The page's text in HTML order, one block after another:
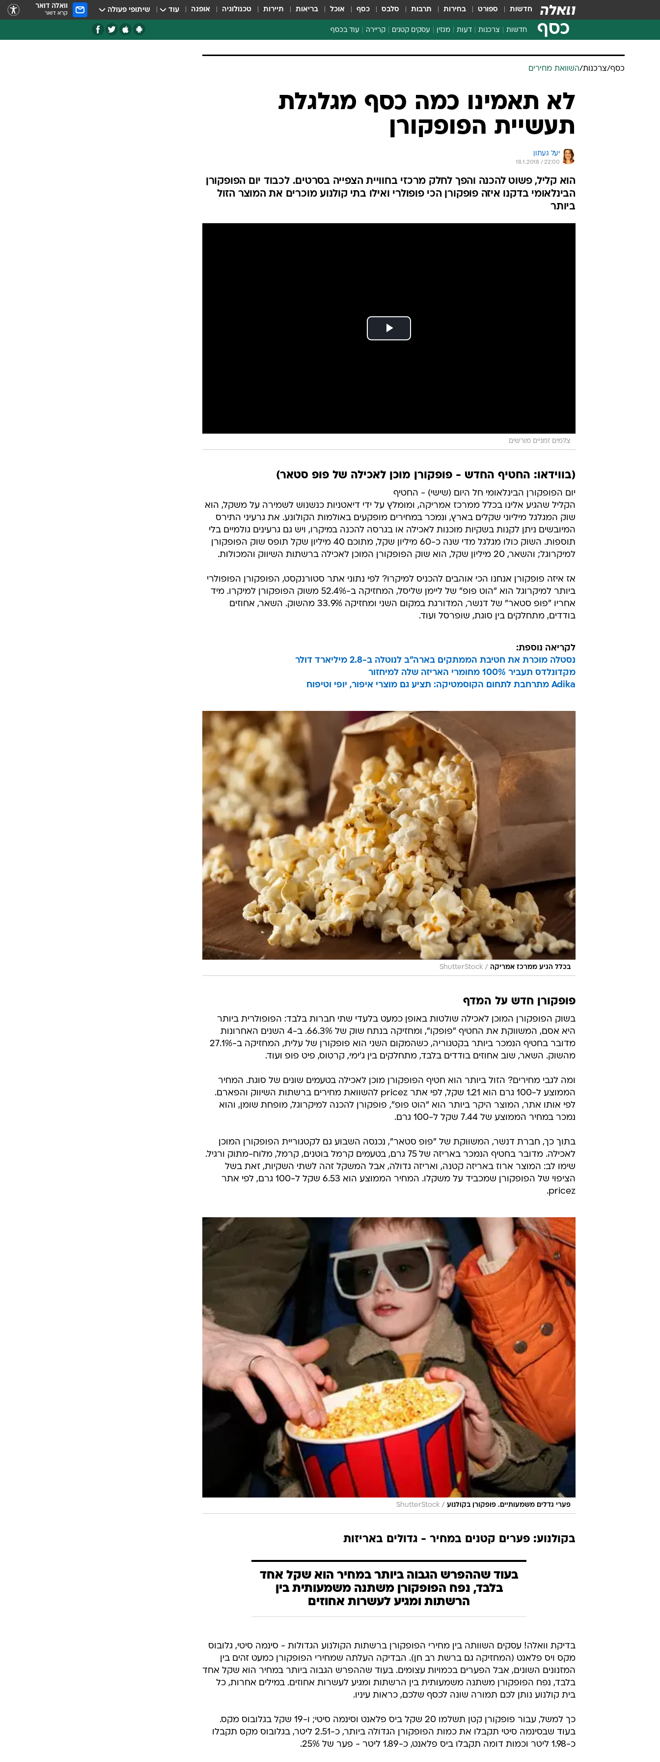
חדשות ספורט בחירות תרבות סלבס כסף אוכל בריאות תיירות טכנולוגיה אופנה עוד שיתופי פעולה וואלה דואר
קרא דואר
כסף חדשות צרכנות
צרכנות פיננסית
דעות מגזין עסקים קטנים קריירה עוד בכסף
ספורט ביזנס
כסף/צרכנות/השוואת מחירים
לא תאמינו כמה כסף מגלגלת
תעשיית הפופקורן
יעל געתון
18.1.2018 / 22:00
הוא קליל, פשוט להכנה והפך לחלק מרכזי בחוויית הצפייה בסרטים. לכבוד יום הפופקורן
הבינלאומי בדקנו איזה פופקורן הכי פופולרי ואילו בתי קולנוע מוכרים את המוצר הזול
ביותר
צלמים זמניים מורשים
(בווידאו: החטיף החדש - פופקורן מוכן לאכילה של פופ סטאר)
יום הפופקורן הבינלאומי חל היום (שישי) - החטיף
הקליל שהגיע אלינו בכלל ממרכז אמריקה, ומומלץ על ידי דיאטניות כנשנוש לשמירה על משקל, הוא
שוק המגלגל מיליוני שקלים בארץ, ונמכר במחירים מופקעים באולמות הקולונע. את גרעיני התירס
המיובשים ניתן לקנות בשקיות מוכנות לאכילה או בגרסה להכנה במיקרו, ויש גם גרעינים גולמיים בלי
תוספות. השוק כולו מגלגל מדי שנה כ-60 מיליון שקל, מתוכם 40 מיליון שקל תופס שוק הפופקורן
למיקרוגל; והשאר, 20 מיליון שקל, הוא שוק הפופקורן המוכן לאכילה ברשתות השיווק והמכולות.
אז איזה פופקורן אנחנו הכי אוהבים להכניס למיקרו? לפי נתוני אתר סטורנקסט, הפופקורן הפופולרי
ביותר למיקרוגל הוא "הוט פופ" של ליימן שליסל, המחזיקה ב-52.4% משוק הפופקורן למיקרו. מיד
אחריו "פופ סטאר" של דנשר, המדורגת במקום השני ומחזיקה 33.9% מהשוק. השאר, אחוזים
בודדים, מתחלקים בין סוגת, שופרסל ועוד.
לקריאה נוספת:
נסטלה מוכרת את חטיבת הממתקים בארה"ב לנוטלה ב-2.8 מיליארד דולר
מקדונלדס תעביר 100% מחומרי האריזה שלה למיחזור
Adika מתרחבת לתחום הקוסמטיקה: תציע גם מוצרי איפור, יופי וטיפוח
בכלל הגיע ממרכז אמריקה /
ShutterStock
פופקורן חדש על המדף
בשוק הפופקורן המוכן לאכילה שולטות באופן כמעט בלעדי שתי חברות בלבד: הפופולרית ביותר
היא אסם, המשווקת את החטיף "פופקו", ומחזיקה בנתח שוק של 66.3%. ב-4 השנים האחרונות
מדובר בחטיף הנמכר ביותר בקטגוריה, כשהמקום השני הוא פופקורן של עלית, המחזיקה ב-27.1%
מהשוק. השאר, שוב אחוזים בודדים בלבד, מתחלקים בין ג'ימי, קרטוס, פיט פופ ועוד.
ומה לגבי מחירים? הזול ביותר הוא חטיף הפופקורן מוכן לאכילה בטעמים שונים של סוגת. המחיר
הממוצע ל-100 גרם הוא 1.21 שקל, לפי אתר pricez להשוואת מחירים ברשתות השיווק והפארם.
לפי אותו אתר, המוצר היקר ביותר הוא "הוט פופ", פופקורן להכנה למיקרוגל, מופחת שומן, והוא
נמכר במחיר הממוצע של 7.44 שקל ל-100 גרם.
בתוך כך, חברת דנשר, המשווקת של "פופ סטאר", נכנסה השבוע גם לקטגוריית הפופקורן המוכן
לאכילה. מדובר בחטיף הנמכר באריזה של 75 גרם, בטעמים קרמל בוטנים, קרמל, מלוח-מתוק ורגיל.
שימו לב: המוצר ארוז באריזה קטנה, ואריזה גדולה, אבל המשקל זהה לשתי השקיות, זאת בשל
הציפוי של הפופקורן שמכביד על משקלו. המחיר הממוצע הוא 6.53 שקל ל-100 גרם, לפי אתר
pricez.
פערי גדלים משמעותיים. פופקורן בקולנוע /
ShutterStock
בקולנוע: פערים קטנים במחיר - גדולים באריזות
בעוד שההפרש הגבוה ביותר במחיר הוא שקל אחד
בלבד, נפח הפופקורן משתנה משמעותית בין
הרשתות ומגיע לעשרות אחוזים
בדיקת וואלה! עסקים השוותה בין מחירי הפופקורן ברשתות הקולנוע הגדולות - סינמה סיטי, גלובוס
מקס ויס פלאנט (המחזיקה גם ברשת רב חן). הבדיקה העלתה שמחירי הפופקורן כמעט זהים בין
המזנונים השונים, אבל הפערים בכמויות עצומים. בעוד שההפרש הגבוה ביותר במחיר הוא שקל אחד
בלבד, נפח הפופקורן משתנה משמעותית בין הרשתות ומגיע לעשרות אחוזים. במילים אחרות, כל
בית קולנוע נותן לכם תמורה שונה לכסף שלכם, כראות עיניו.
כך למשל, עבור פופקורן קטן תשלמו 20 שקל ביס פלאנט וסינמה סיטי; ו-19 שקל בגלובוס מקס.
בעוד שבסינמה סיטי תקבלו את כמות הפופקורן הגדולה ביותר, כ-2.51 ליטר, בגלובוס מקס תקבלו
כ-1.98 ליטר וכמות דומה תקבלו ביס פלאנט, כ-1.89 ליטר - פער של 25%.